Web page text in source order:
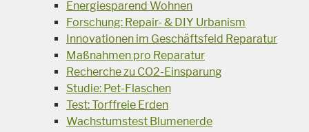
Energiesparend Wohnen
Forschung: Repair- & DIY Urbanism
Innovationen im Geschäftsfeld Reparatur
Maßnahmen pro Reparatur
Recherche zu CO2-Einsparung
Studie: Pet-Flaschen
Test: Torffreie Erden
Wachstumstest Blumenerde